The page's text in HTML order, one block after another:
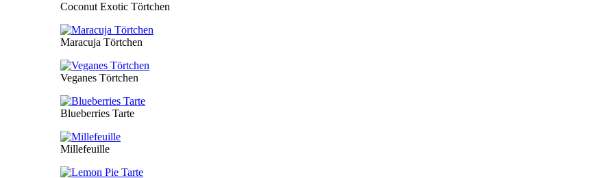
Coconut Exotic Törtchen
Maracuja Törtchen
Veganes Törtchen
Blueberries Tarte
Millefeuille